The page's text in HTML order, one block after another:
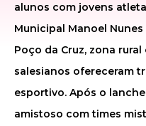
alunos com jovens
Municipal Manoel
Poço da Cruz, zona
salesianos ofereceram
esportivo. Após o
amistoso com times